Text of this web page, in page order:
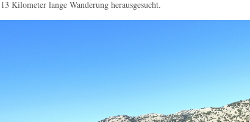
Kilometer lange Wanderung herausgesucht.